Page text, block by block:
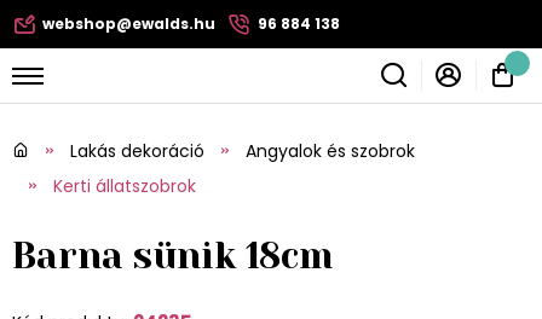
webshop@ewalds.hu 96 884 138
Lakás dekoráció
Angyalok és szobrok
Kerti állatszobrok
Barna sünik 18cm